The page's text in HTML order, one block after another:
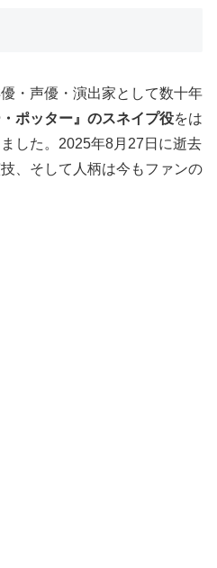
・声優・演出家として数十年
・ポッター』のスネイプ役をは
した。2025年8月27日に逝去
、そして人柄は今もファンの